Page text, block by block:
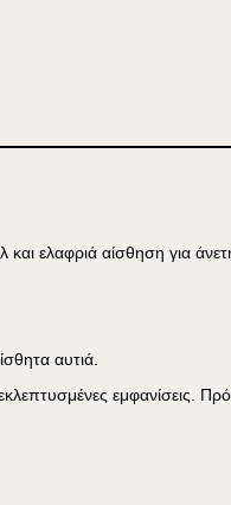
ελαφριά αίσθηση για
αυτιά.
εκλεπτυσμένες εμφανίσεις.